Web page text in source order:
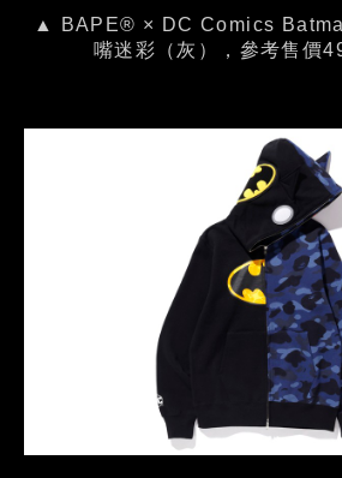
▲ BAPE® × DC Comics
嘴迷彩（灰），參考售價